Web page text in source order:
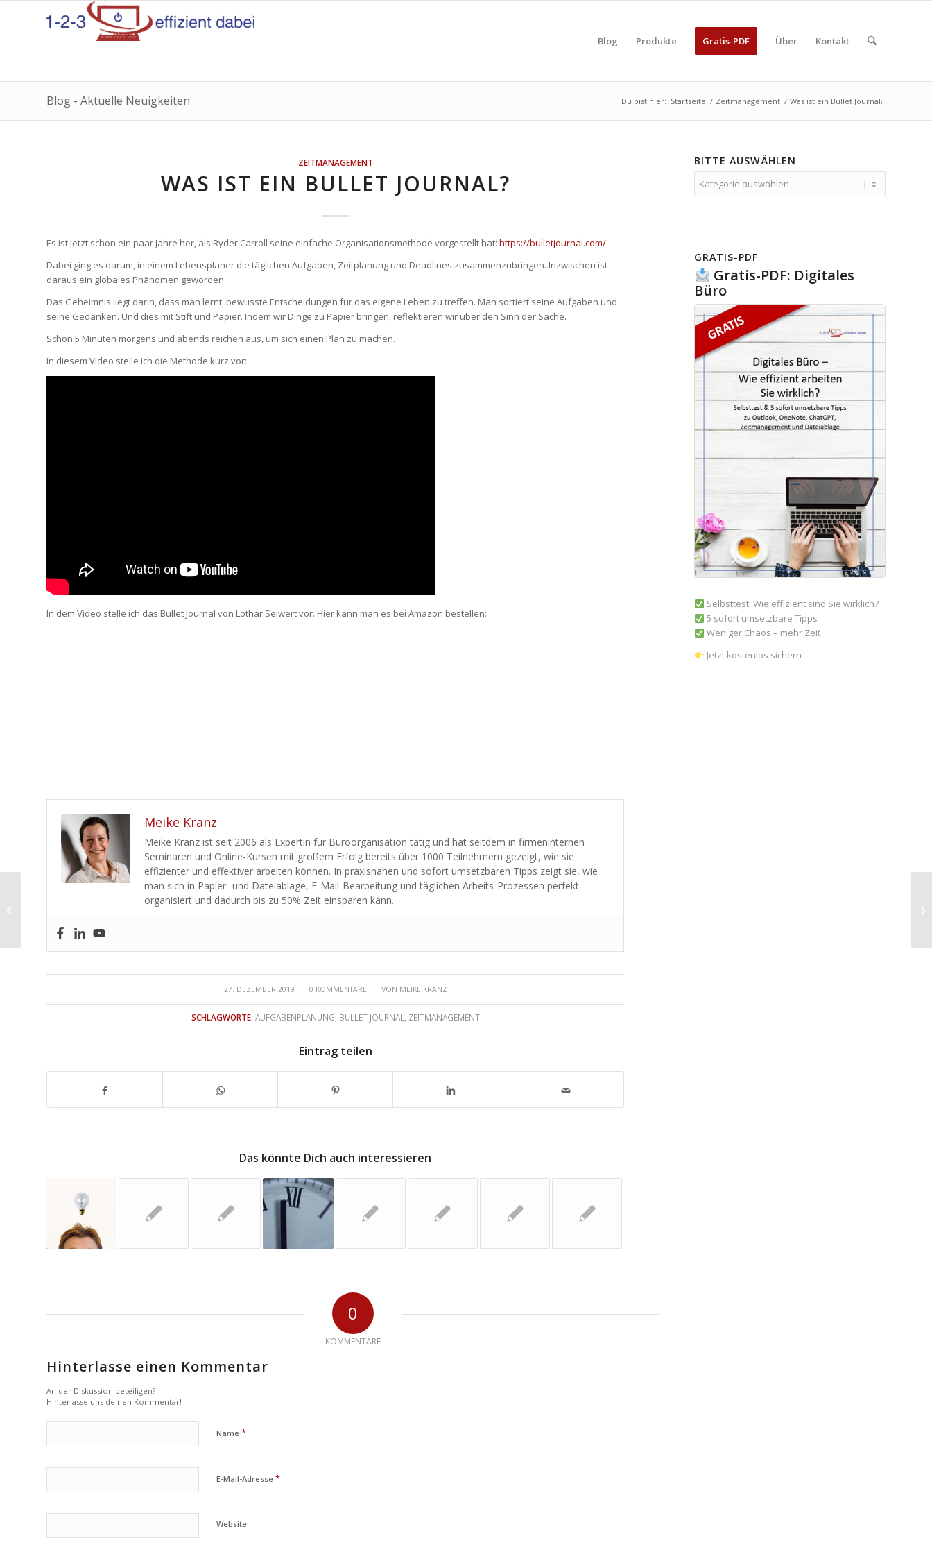
Blog Produkte Gratis-PDF Über Kontakt
Blog - Aktuelle Neuigkeiten Du bist hier: Startseite / Zeitmanagement / Was ist ein Bullet Journal?
ZEITMANAGEMENT
WAS IST EIN BULLET JOURNAL?
Es ist jetzt schon ein paar Jahre her, als Ryder Carroll seine einfache Organisationsmethode vorgestellt hat: https://bulletjournal.com/
Dabei ging es darum, in einem Lebensplaner die täglichen Aufgaben, Zeitplanung und Deadlines zusammenzubringen. Inzwischen ist
daraus ein globales Phänomen geworden.
Das Geheimnis liegt darin, dass man lernt, bewusste Entscheidungen für das eigene Leben zu treffen. Man sortiert seine Aufgaben und
seine Gedanken. Und dies mit Stift und Papier. Indem wir Dinge zu Papier bringen, reflektieren wir über den Sinn der Sache.
Schon 5 Minuten morgens und abends reichen aus, um sich einen Plan zu machen.
In diesem Video stelle ich die Methode kurz vor:
In dem Video stelle ich das Bullet Journal von Lothar Seiwert vor. Hier kann man es bei Amazon bestellen:
Meike Kranz
Meike Kranz ist seit 2006 als Expertin für Büroorganisation tätig und hat seitdem in firmeninternen
Seminaren und Online-Kursen mit großem Erfolg bereits über 1000 Teilnehmern gezeigt, wie sie
effizienter und effektiver arbeiten können. In praxisnahen und sofort umsetzbaren Tipps zeigt sie, wie
man sich in Papier- und Dateiablage, E-Mail-Bearbeitung und täglichen Arbeits-Prozessen perfekt
organisiert und dadurch bis zu 50% Zeit einsparen kann.
27. DEZEMBER 2019
/ 0 KOMMENTARE
/ VON MEIKE KRANZ
SCHLAGWORTE: AUFGABENPLANUNG, BULLET JOURNAL, ZEITMANAGEMENT
Eintrag teilen
Das könnte Dich auch interessieren
0
KOMMENTARE
Hinterlasse einen Kommentar
An der Diskussion beteiligen?
Hinterlasse uns deinen Kommentar!
Name *
E-Mail-Adresse *
Website
BITTE AUSWÄHLEN
auswählen
GRATIS-PDF
Gratis-PDF: Digitales
Büro
Selbsttest: Wie effizient sind Sie wirklich?
5 sofort umsetzbare Tipps
Weniger Chaos – mehr Zeit
Jetzt kostenlos sichern
Mit Live-Protokollen auf den Punkt